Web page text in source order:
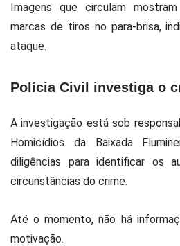
Imagens que circulam
marcas de tiros no para-brisa,
ataque.
Polícia Civil investiga o
A investigação está sob
Homicídios da Baixada
diligências para identificar os
circunstâncias do crime.
Até o momento, não há
motivação.